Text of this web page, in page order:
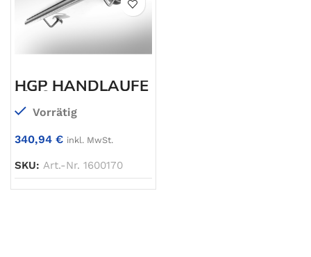
HGP HANDLÄUFE
bis 600 cm
Vorrätig
340,94 € inkl. MwSt.
SKU: Art.-Nr. 1600170